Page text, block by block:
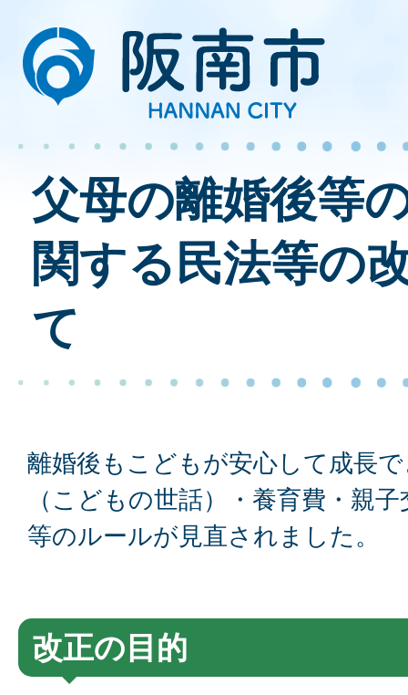
父母の離婚後等
関する民法等の
て
離婚後もこどもが安心して成長
（こどもの世話）・養育費・親
等のルールが見直されました。
改正の目的